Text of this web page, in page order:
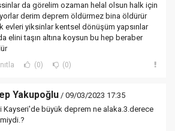
da görelim ozaman helal olsun halk için
derim deprem öldürmez bina öldürür
evleri yiksinlar kentsel dönüşüm yapsınlar
elini taşın altına koysun bu hep beraber
(0) (0)
Yakupoğlu/ 09/03/2023 17:35
Kayseri'de büyük deprem ne alaka.3.derece